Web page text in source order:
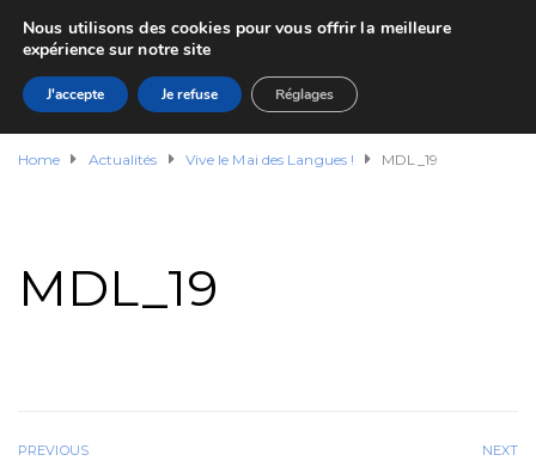
Home Actualités Vive le Mai des Langues ! MDL_19
MDL_19
PREVIOUS NEXT
Nous utilisons des cookies pour vous offrir la meilleure
expérience sur notre site
J'accepte Je refuse Réglages